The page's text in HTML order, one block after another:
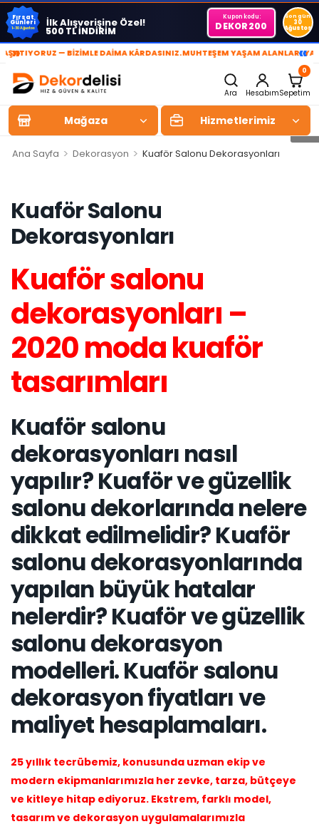
Fırsat
Günleri
1-30 Ağustos İlk Alışverişine Özel!
500 TL İNDİRİM
Kupon kodu:
DEKOR200
Son gün
30
Ağustos
» — BİZİMLE DAİMA KÂRDASINIZ.MUHTEŞEM YAŞAM ALANLARI «
Ara Hesabım
0
Sepetim
Mağaza Hizmetlerimiz
Ana Sayfa > Dekorasyon > Kuaför Salonu Dekorasyonları
Kuaför Salonu
Dekorasyonları
Kuaför salonu
dekorasyonları –
2020 moda kuaför
tasarımları
Kuaför salonu
dekorasyonları nasıl
yapılır? Kuaför ve güzellik
salonu dekorlarında nelere
dikkat edilmelidir? Kuaför
salonu dekorasyonlarında
yapılan büyük hatalar
nelerdir? Kuaför ve güzellik
salonu dekorasyon
modelleri. Kuaför salonu
dekorasyon fiyatları ve
maliyet hesaplamaları.
25 yıllık tecrübemiz, konusunda uzman ekip ve
modern ekipmanlarımızla her zevke, tarza, bütçeye
ve kitleye hitap ediyoruz. Ekstrem, farklı model,
tasarım ve dekorasyon uygulamalarımızla